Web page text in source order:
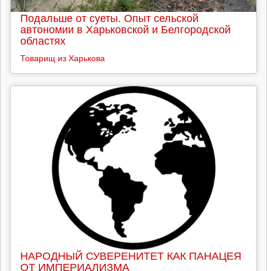
Подальше от суеты. Опыт сельской
автономии в Харьковской и Белгородской
областях
Товарищ из Харькова
НАРОДНЫЙ СУВЕРЕНИТЕТ КАК ПАНАЦЕЯ
ОТ ИМПЕРИАЛИЗМА